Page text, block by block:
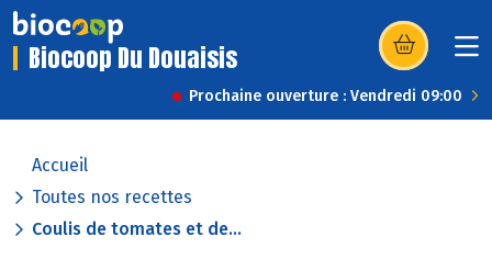
Biocoop Du Douaisis (s’ouvre dans
Prochaine ouverture : Vendredi 09:00
Accueil
Toutes nos recettes
Coulis de tomates et de...